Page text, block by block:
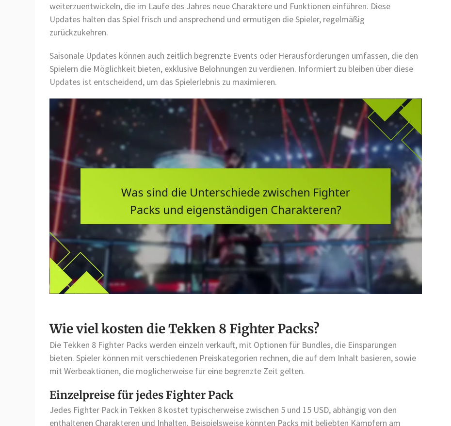
weiterzuentwickeln, die im Laufe des Jahres neue Charaktere und Funktionen einführen. Diese
Updates halten das Spiel frisch und ansprechend und ermutigen die Spieler, regelmäßig
zurückzukehren.
Saisonale Updates können auch zeitlich begrenzte Events oder Herausforderungen umfassen, die den
Spielern die Möglichkeit bieten, exklusive Belohnungen zu verdienen. Informiert zu bleiben über diese
Updates ist entscheidend, um das Spielerlebnis zu maximieren.
Wie viel kosten die Tekken 8 Fighter Packs?
Die Tekken 8 Fighter Packs werden einzeln verkauft, mit Optionen für Bundles, die Einsparungen
bieten. Spieler können mit verschiedenen Preiskategorien rechnen, die auf dem Inhalt basieren, sowie
mit Werbeaktionen, die möglicherweise für eine begrenzte Zeit gelten.
Einzelpreise für jedes Fighter Pack
Jedes Fighter Pack in Tekken 8 kostet typischerweise zwischen 5 und 15 USD, abhängig von den
enthaltenen Charakteren und Inhalten. Beispielsweise könnten Packs mit beliebten Kämpfern am